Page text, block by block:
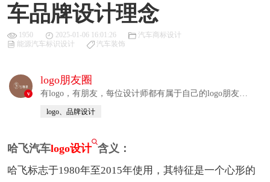
车品牌设计理念
1950 2025-01-06 16:01:26
汽车商标设计
能源汽车标识设计
汽车装饰
v
logo朋友圈
有logo，有朋友，每位设计师都有属于自己的logo朋友
logo、品牌设计
哈飞汽车logo设计 含义：
哈飞标志于1980年至2015年使用，其特征是一个心形的